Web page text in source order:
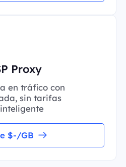
Proxy
en tráfico con
sin tarifas
$-/GB